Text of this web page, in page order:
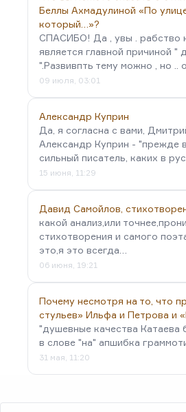
Беллы Ахмадулиной «По
который…»?
СПАСИБО! Да , увы . рабство
является главной причиной "
".Развивпть тему можно , но ..
09 июля, 03:01
Александр Куприн
Да, я согласна с вами,
Александр Куприн - "прежде
сильный писатель, каких в
15 июня, 11:29
Давид Самойлов,
какой анализ,или
стихотворения и самого
это,я это всегда…
06 июня, 19:21
Почему несмотря на то, что
стульев» Ильфа и Петрова и
"душевные качества Катаева
в слове "на" апшибка
31 мая, 11:20